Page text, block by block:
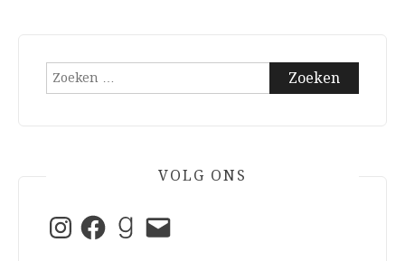
Zoeken
VOLG ONS
InstagramFacebookGoodreads
E-
mail